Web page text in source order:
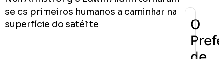
se os primeiros humanos a caminhar na
superfície do satélite
O